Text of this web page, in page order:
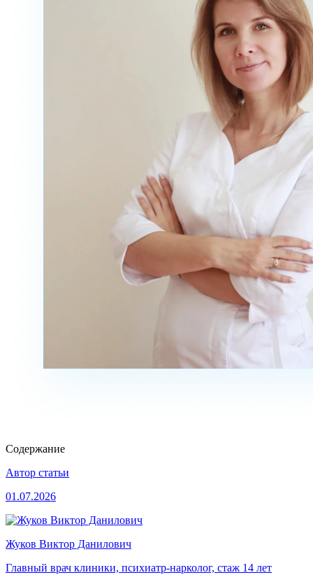
Содержание
Автор статьи
01.07.2026
Жуков Виктор Данилович
Главный врач клиники, психиатр-нарколог, стаж 14 лет